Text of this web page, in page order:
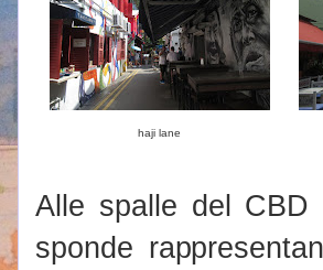
haji lane
Alle spalle del
sponde